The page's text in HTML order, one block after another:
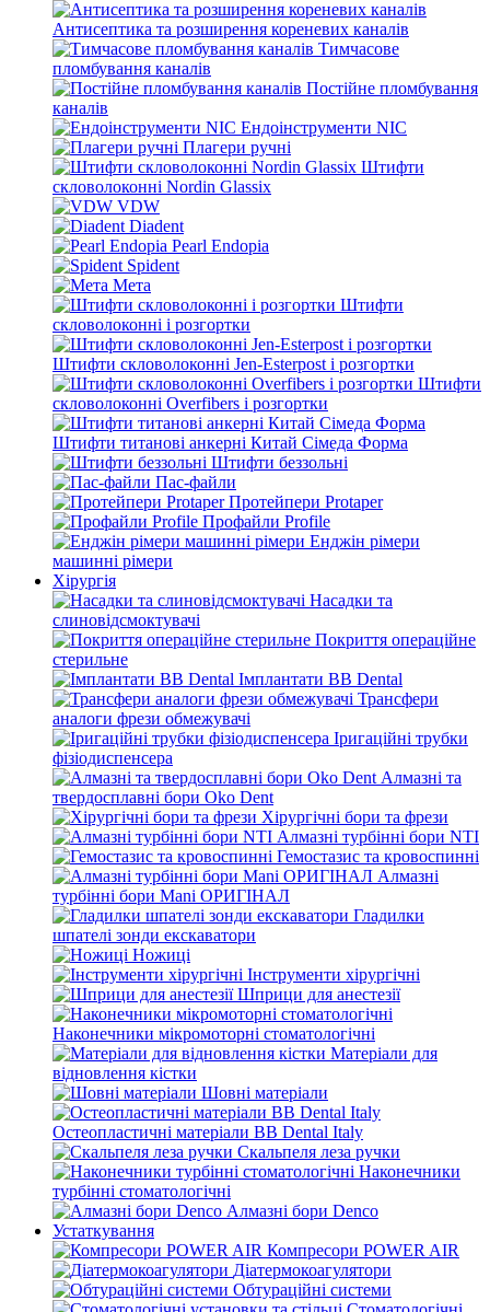
Антисептика та розширення кореневих каналів
Тимчасове
пломбування каналів
Постійне пломбування
каналів
Ендоінструменти NIC
Плагери ручні
Штифти
скловолоконні Nordin Glassix
VDW
Diadent
Pearl Endopia
Spident
Мета
Штифти
скловолоконні і розгортки
Штифти скловолоконні Jen-Esterpost і розгортки
Штифти
скловолоконні Overfibers і розгортки
Штифти титанові анкерні Китай Сімеда Форма
Штифти беззольні
Пас-файли
Протейпери Protaper
Профайли Profile
Енджін рімери
машинні рімери
Хірургія
Насадки та
слиновідсмоктувачі
Покриття операційне
стерильне
Імплантати BB Dental
Трансфери
аналоги фрези обмежувачі
Іригаційні трубки
фізіодиспенсера
Алмазні та
твердосплавні бори Oko Dent
Хірургічні бори та фрези
Алмазні турбінні бори NTI
Гемостазис та кровоспинні
Алмазні
турбінні бори Mani ОРИГІНАЛ
Гладилки
шпателі зонди екскаватори
Ножиці
Інструменти хірургічні
Шприци для анестезії
Наконечники мікромоторні стоматологічні
Матеріали для
відновлення кістки
Шовні матеріали
Остеопластичні матеріали BB Dental Italy
Скальпеля леза ручки
Наконечники
турбінні стоматологічні
Алмазні бори Denco
Устаткування
Компресори POWER AIR
Діатермокоагулятори
Обтураційні системи